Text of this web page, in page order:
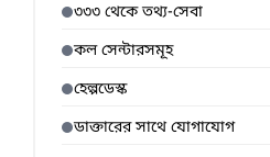
৩৩৩ থেকে তথ্য-সেবা
কল সেন্টারসমূহ
হেল্পডেস্ক
ডাক্তারের সাথে যোগাযোগ